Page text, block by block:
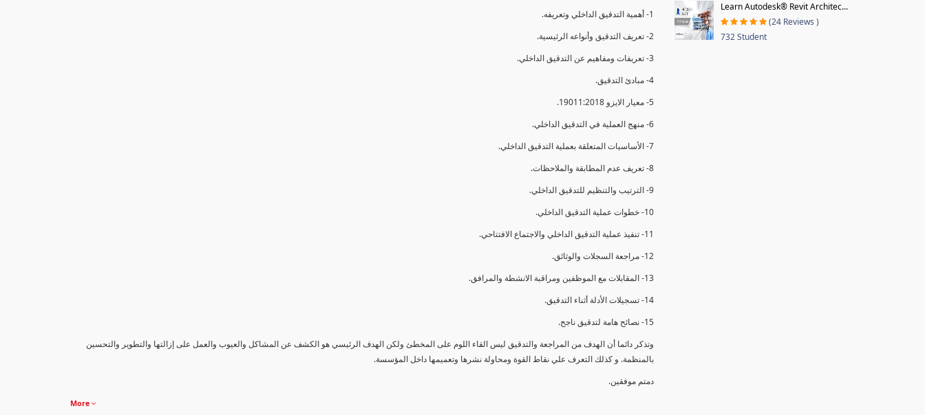
1- أهمية التدقيق الداخلي وتعريفه.
2- تعريف التدقيق وأنواعه الرئيسية.
3- تعريفات ومفاهيم عن التدقيق الداخلي.
4- مبادئ التدقيق.
5- معيار الايزو 19011:2018.
6- منهج العملية في التدقيق الداخلي.
7- الأساسيات المتعلقة بعملية التدقيق الداخلي.
8- تعريف عدم المطابقة والملاحظات.
9- الترتيب والتنظيم للتدقيق الداخلي.
10- خطوات عملية التدقيق الداخلي.
11- تنفيذ عملية التدقيق الداخلي والاجتماع الافتتاحي.
12- مراجعة السجلات والوثائق.
13- المقابلات مع الموظفين ومراقبة الانشطة والمرافق.
14- تسجيلات الأدلة أثناء التدقيق.
15- نصائح هامة لتدقيق ناجح.
وتذكر دائما أن الهدف من المراجعة والتدقيق ليس القاء اللوم على المخطئ ولكن الهدف الرئيسي هو الكشف عن المشاكل والعيوب والعمل على إزالتها والتطوير والتحسين
بالمنظمة. و كذلك التعرف علي نقاط القوة ومحاولة نشرها وتعميمها داخل المؤسسة.
دمتم موفقين.
More
Learn Autodesk® Revit Architec...
(24 Reviews )
732 Student